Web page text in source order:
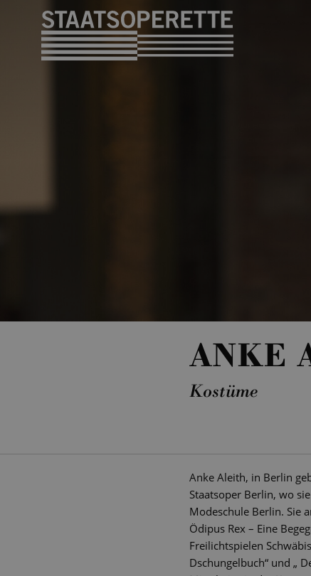
ANKE
Kostüme
Anke Aleith, in Berlin
Staatsoper Berlin, wo
Modeschule Berlin. Sie
Ödipus Rex – Eine
Freilichtspielen
Dschungelbuch“ und „